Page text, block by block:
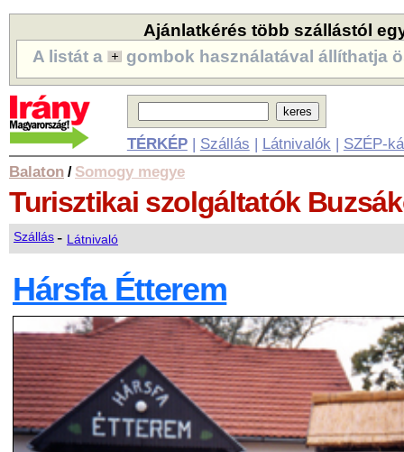
Ajánlatkérés több szállástól
A listát a
gombok használatával állíthatja
TÉRKÉP| Szállás | Látnivalók | SZÉP-
Balaton / Somogy megye
Turisztikai szolgáltatók
Szállás- Látnivaló
Hársfa Étterem